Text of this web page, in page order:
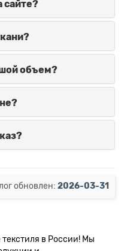
сайте?
объем?
обновлен: 2026-03-31
в России! Мы